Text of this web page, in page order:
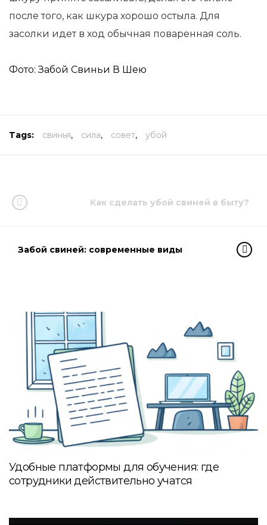
после того, как шкура хорошо остыла. Для
засолки идет в ход обычная поваренная соль.
Фото: Забой Свиньи В Шею
Tags: свинья, сила, совет, убой
Как сделать убой свиней в быту?
Забой свиней: современные виды
Удобные платформы для обучения: где
сотрудники действительно учатся